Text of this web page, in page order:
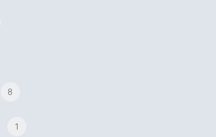
8
1